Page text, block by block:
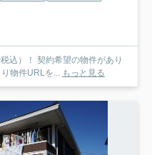
物件があり
物件URLを... もっと見る